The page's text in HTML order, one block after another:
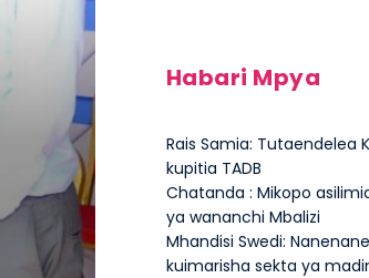
Habari Mpya
Rais Samia: Tutaendelea
kupitia TADB
Chatanda : Mikopo
ya wananchi Mbalizi
Mhandisi Swedi:
kuimarisha sekta ya